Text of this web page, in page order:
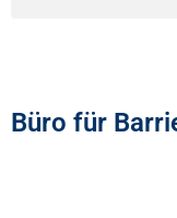
Büro für